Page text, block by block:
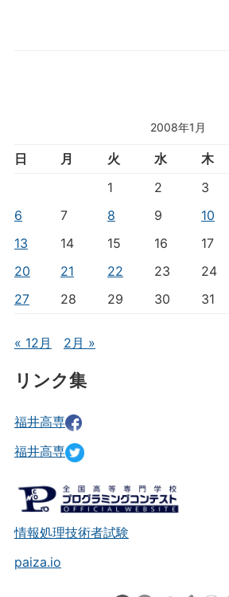
2008年1月
日 月 火 水 木
1
2 3
6
7 8 9 10
13
14 15 16 17
20
21 22 23 24
27
28 29 30 31
« 12月 2月 »
リンク集
福井高専
福井高専
情報処理技術者試験
paiza.io